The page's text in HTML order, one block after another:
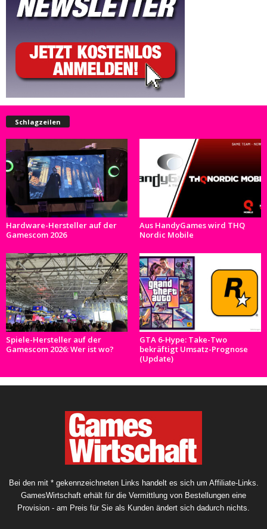
Schlagzeilen
Hardware-Hersteller auf der
Gamescom 2026
Aus HandyGames wird THQ
Nordic Mobile
Spiele-Hersteller auf der
Gamescom 2026: Wer ist wo?
GTA 6-Hype: Take-Two
bekräftigt Umsatz-Prognose
(Update)
Bei den mit * gekennzeichneten Links handelt es sich um Affiliate-Links.
GamesWirtschaft erhält für die Vermittlung von Bestellungen eine
Provision - am Preis für Sie als Kunden ändert sich dadurch nichts.